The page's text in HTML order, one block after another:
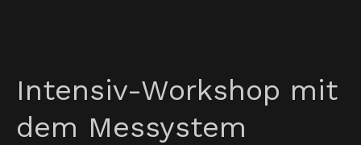
Intensiv-Workshop mit
dem Messystem